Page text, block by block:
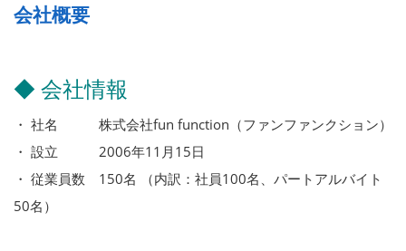
会社概要
◆ 会社情報
・ 社名 株式会社fun function（ファンファンクション）
・ 設立 2006年11月15日
・ 従業員数 150名 （内訳：社員100名、パートアルバイト
50名）